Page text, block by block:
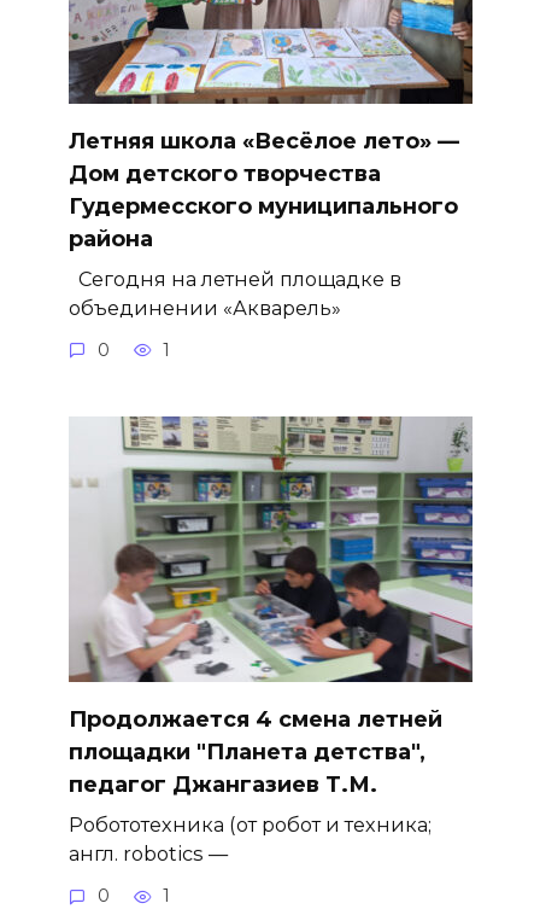
Летняя школа «Весёлое лето» —
Дом детского творчества
Гудермесского муниципального
района
Сегодня на летней площадке в
объединении «Акварель»
0 1
Продолжается 4 смена летней
площадки "Планета детства",
педагог Джангазиев Т.М.
Робототехника (от робот и техника;
англ. robotics —
0 1